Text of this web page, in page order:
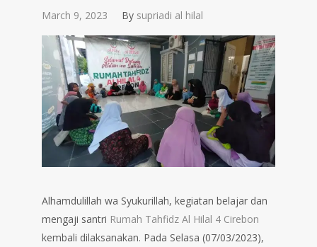
March 9, 2023 By supriadi al hilal
Alhamdulillah wa Syukurillah, kegiatan belajar dan
mengaji santri Rumah Tahfidz Al Hilal 4 Cirebon
kembali dilaksanakan. Pada Selasa (07/03/2023),